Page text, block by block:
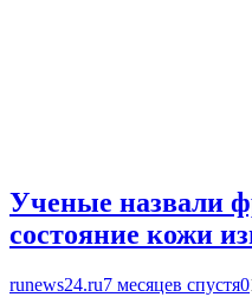
Ученые назвали
состояние кожи
runews24.ru7 месяцев спустя0